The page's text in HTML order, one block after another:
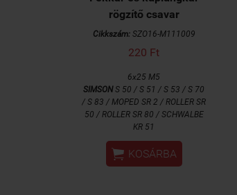
rögzítő csavar
Cikkszám:SZO16-M111009
220 Ft
6x25 M5
SIMSONS 50 / S 51 / S 53 / S 70
/ S 83 / MOPED SR 2 / ROLLER SR
50 / ROLLER SR 80 / SCHWALBE
KR 51
 KOSÁRBA